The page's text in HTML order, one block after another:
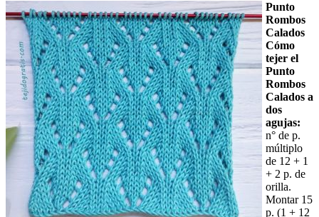
Punto
Rombos
Calados
Cómo
tejer el
Punto
Rombos
Calados a
dos
agujas:
n° de p.
múltiplo
de 12 + 1
+ 2 p. de
orilla.
Montar 15
p. (1 + 12